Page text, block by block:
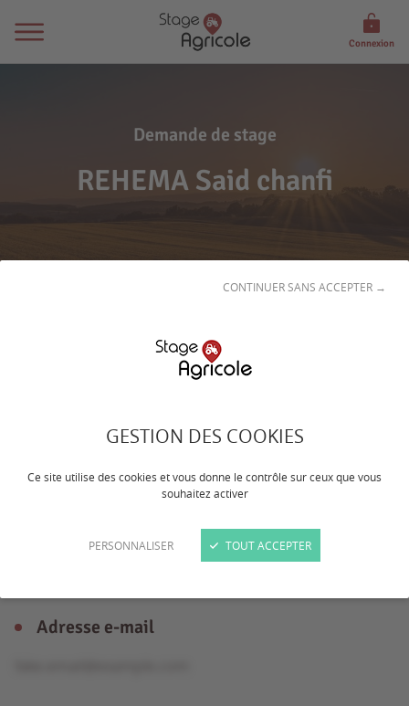
GESTION DES COOKIES
Ce site utilise des cookies et vous donne le contrôle sur ceux que vous
souhaitez activer
PERSONNALISER
CONTINUER SANS ACCEPTER →
TOUT ACCEPTER
Connexion
Demande de stage
REHEMA Said chanfi
Formation
Adresse e-mail